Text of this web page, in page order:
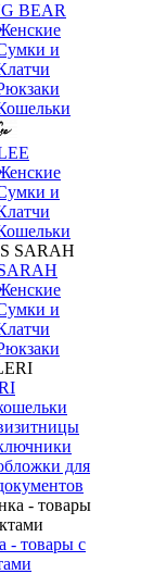
BEAR
и
и
и
для
- товары с